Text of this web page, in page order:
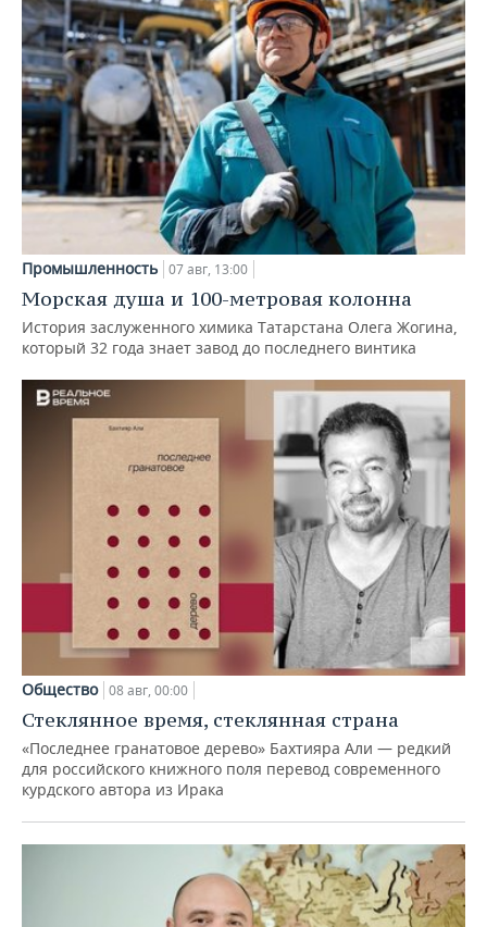
Промышленность 07 авг, 13:00
Морская душа и 100-метровая колонна
История заслуженного химика Татарстана Олега Жогина,
который 32 года знает завод до последнего винтика
Общество 08 авг, 00:00
Стеклянное время, стеклянная страна
«Последнее гранатовое дерево» Бахтияра Али — редкий
для российского книжного поля перевод современного
курдского автора из Ирака